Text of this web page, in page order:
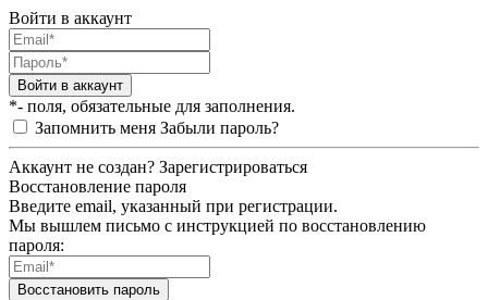
Войти в аккаунт
Войти в аккаунт
*- поля, обязательные для заполнения.
Запомнить меня Забыли пароль?
Аккаунт не создан? Зарегистрироваться
Восстановление пароля
Введите email, указанный при регистрации.
Мы вышлем письмо с инструкцией по восстановлению
пароля:
Восстановить пароль